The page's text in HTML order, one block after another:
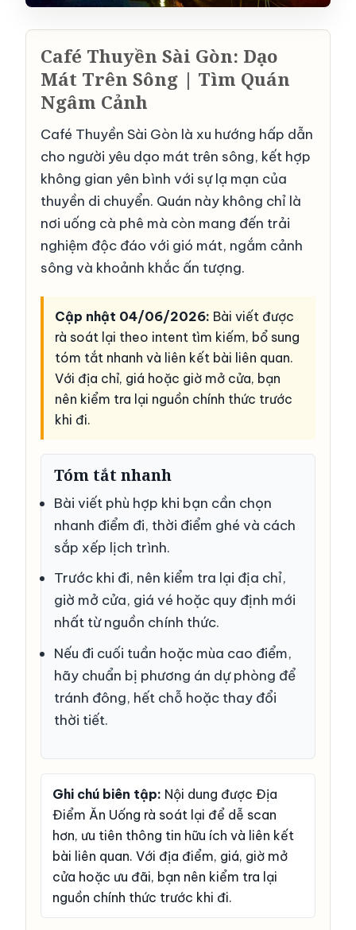
Café Thuyền Sài Gòn: Dạo
Mát Trên Sông | Tìm Quán
Ngâm Cảnh
Café Thuyền Sài Gòn là xu hướng hấp dẫn
cho người yêu dạo mát trên sông, kết hợp
không gian yên bình với sự lạ mạn của
thuyền di chuyển. Quán này không chỉ là
nơi uống cà phê mà còn mang đến trải
nghiệm độc đáo với gió mát, ngắm cảnh
sông và khoảnh khắc ấn tượng.
Cập nhật 04/06/2026: Bài viết được
rà soát lại theo intent tìm kiếm, bổ sung
tóm tắt nhanh và liên kết bài liên quan.
Với địa chỉ, giá hoặc giờ mở cửa, bạn
nên kiểm tra lại nguồn chính thức trước
khi đi.
Tóm tắt nhanh
Bài viết phù hợp khi bạn cần chọn
nhanh điểm đi, thời điểm ghé và cách
sắp xếp lịch trình.
Trước khi đi, nên kiểm tra lại địa chỉ,
giờ mở cửa, giá vé hoặc quy định mới
nhất từ nguồn chính thức.
Nếu đi cuối tuần hoặc mùa cao điểm,
hãy chuẩn bị phương án dự phòng để
tránh đông, hết chỗ hoặc thay đổi
thời tiết.
Ghi chú biên tập: Nội dung được Địa
Điểm Ăn Uống rà soát lại để dễ scan
hơn, ưu tiên thông tin hữu ích và liên kết
bài liên quan. Với địa điểm, giá, giờ mở
cửa hoặc ưu đãi, bạn nên kiểm tra lại
nguồn chính thức trước khi đi.